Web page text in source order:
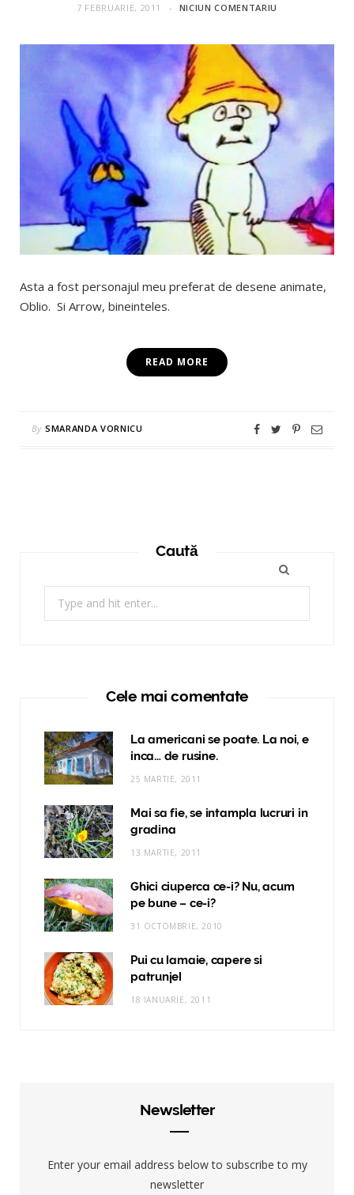
7 FEBRUARIE, 2011 NICIUN COMENTARIU
Asta a fost personajul meu preferat de desene animate,
Oblio. Si Arrow, bineinteles.
READ MORE
By SMARANDA VORNICU
Caută
Cele mai comentate
La americani se poate. La noi, e
inca… de rusine.
25 MARTIE, 2011
Mai sa fie, se intampla lucruri in
gradina
13 MARTIE, 2011
Ghici ciuperca ce-i? Nu, acum
pe bune – ce-i?
31 OCTOMBRIE, 2010
Pui cu lamaie, capere si
patrunjel
18 IANUARIE, 2011
Newsletter
Enter your email address below to subscribe to my
newsletter